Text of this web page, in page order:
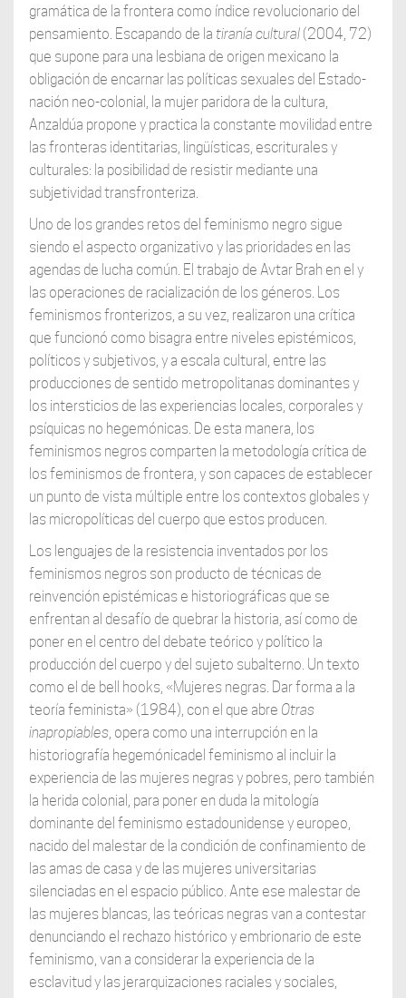
gramática de la frontera como índice revolucionario del
pensamiento. Escapando de la tiranía cultural(2004, 72)
que supone para una lesbiana de origen mexicano la
obligación de encarnar las políticas sexuales del Estado-
nación neo-colonial, la mujer paridora de la cultura,
Anzaldúa propone y practica la constante movilidad entre
las fronteras identitarias, lingüísticas, escriturales y
culturales: la posibilidad de resistir mediante una
subjetividad transfronteriza.
Uno de los grandes retos del feminismo negro sigue
siendo el aspecto organizativo y las prioridades en las
agendas de lucha común. El trabajo de Avtar Brah en el y
las operaciones de racialización de los géneros. Los
feminismos fronterizos, a su vez, realizaron una crítica
que funcionó como bisagra entre niveles epistémicos,
políticos y subjetivos, y a escala cultural, entre las
producciones de sentido metropolitanas dominantes y
los intersticios de las experiencias locales, corporales y
psíquicas no hegemónicas. De esta manera, los
feminismos negros comparten la metodología crítica de
los feminismos de frontera, y son capaces de establecer
un punto de vista múltiple entre los contextos globales y
las micropolíticas del cuerpo que estos producen.
Los lenguajes de la resistencia inventados por los
feminismos negros son producto de técnicas de
reinvención epistémicas e historiográficas que se
enfrentan al desafío de quebrar la historia, así como de
poner en el centro del debate teórico y político la
producción del cuerpo y del sujeto subalterno. Un texto
como el de bell hooks, «Mujeres negras. Dar forma a la
teoría feminista» (1984), con el que abre Otras
inapropiables, opera como una interrupción en la
historiografía hegemónicadel feminismo al incluir la
experiencia de las mujeres negras y pobres, pero también
la herida colonial, para poner en duda la mitología
dominante del feminismo estadounidense y europeo,
nacido del malestar de la condición de confinamiento de
las amas de casa y de las mujeres universitarias
silenciadas en el espacio público. Ante ese malestar de
las mujeres blancas, las teóricas negras van a contestar
denunciando el rechazo histórico y embrionario de este
feminismo, van a considerar la experiencia de la
esclavitud y las jerarquizaciones raciales y sociales,